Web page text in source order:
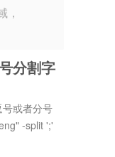
分割字
或者分号
-split ';'